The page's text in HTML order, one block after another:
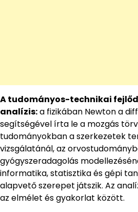
A tudományos-technikai
analízis:a fizikában Newton a
segítségével írta le a mozgás
tudományokban a szerkezetek
vizsgálatánál, az
gyógyszeradagolás
informatika, statisztika és gépi
alapvető szerepet játszik. Az
az elmélet és gyakorlat között.